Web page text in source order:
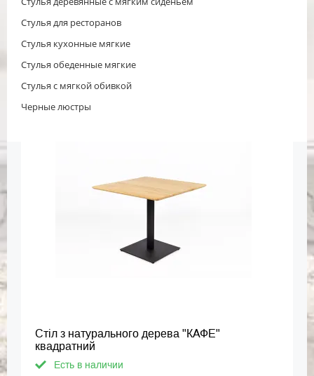
Стулья для ресторанов
Стулья кухонные мягкие
Стулья обеденные мягкие
Стулья с мягкой обивкой
Черные люстры
Стіл з натурального дерева "КАФЕ"
квадратний
Есть в наличии